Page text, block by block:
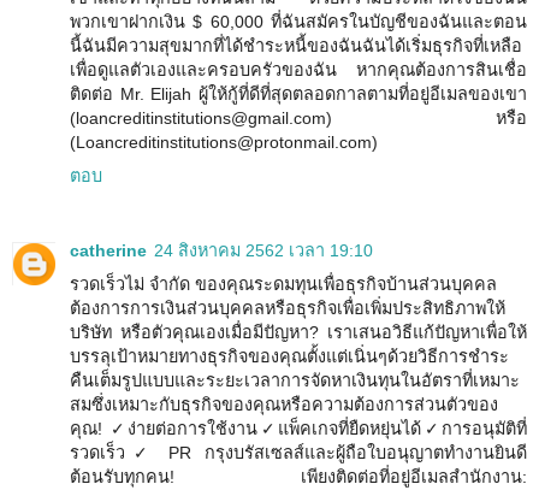
พวกเขาฝากเงิน $ 60,000 ที่ฉันสมัครในบัญชีของฉันและตอน
นี้ฉันมีความสุขมากที่ได้ชำระหนี้ของฉันฉันได้เริ่มธุรกิจที่เหลือ
เพื่อดูแลตัวเองและครอบครัวของฉัน หากคุณต้องการสินเชื่อ
ติดต่อ Mr. Elijah ผู้ให้กู้ที่ดีที่สุดตลอดกาลตามที่อยู่อีเมลของเขา
(loancreditinstitutions@gmail.com) หรือ
(Loancreditinstitutions@protonmail.com)
ตอบ
catherine 24 สิงหาคม 2562 เวลา 19:10
รวดเร็วไม่ จำกัด ของคุณระดมทุนเพื่อธุรกิจบ้านส่วนบุคคล
ต้องการการเงินส่วนบุคคลหรือธุรกิจเพื่อเพิ่มประสิทธิภาพให้
บริษัท หรือตัวคุณเองเมื่อมีปัญหา? เราเสนอวิธีแก้ปัญหาเพื่อให้
บรรลุเป้าหมายทางธุรกิจของคุณตั้งแต่เนิ่นๆด้วยวิธีการชำระ
คืนเต็มรูปแบบและระยะเวลาการจัดหาเงินทุนในอัตราที่เหมาะ
สมซึ่งเหมาะกับธุรกิจของคุณหรือความต้องการส่วนตัวของ
คุณ! ✓ง่ายต่อการใช้งาน✓แพ็คเกจที่ยืดหยุ่นได้✓การอนุมัติที่
รวดเร็ว✓ PR กรุงบรัสเซลส์และผู้ถือใบอนุญาตทำงานยินดี
ต้อนรับทุกคน! เพียงติดต่อที่อยู่อีเมลสำนักงาน: